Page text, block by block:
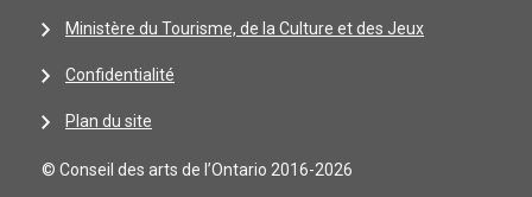
Ministère du Tourisme, de la Culture et des Jeux
Confidentialité
Plan du site
© Conseil des arts de l’Ontario 2016-2026